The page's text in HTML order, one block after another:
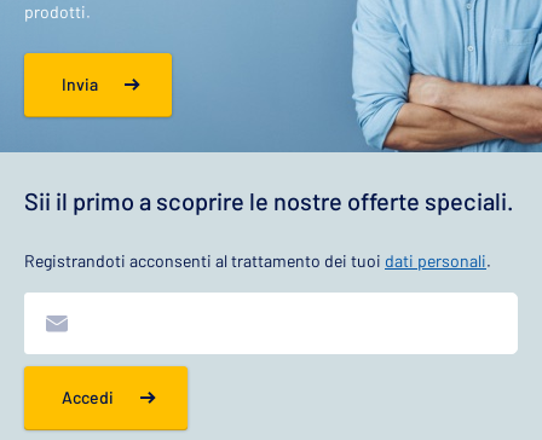
prodotti.
Invia
Sii il primo a scoprire le nostre offerte speciali.
Registrandoti acconsenti al trattamento dei tuoi dati personali.
Accedi